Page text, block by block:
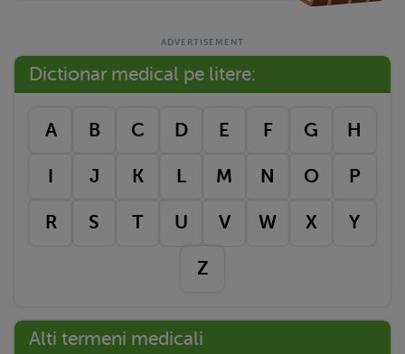
Dictionar medical pe litere:
A B C D E F G H
I J K L M N O P
R S T U V W X Y
Z
Alti termeni medicali